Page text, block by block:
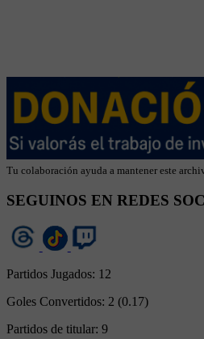
Tu colaboración ayuda a mantener este
SEGUINOS EN REDES
Partidos Jugados: 12
Goles Convertidos: 2 (0.17)
Partidos de titular: 9